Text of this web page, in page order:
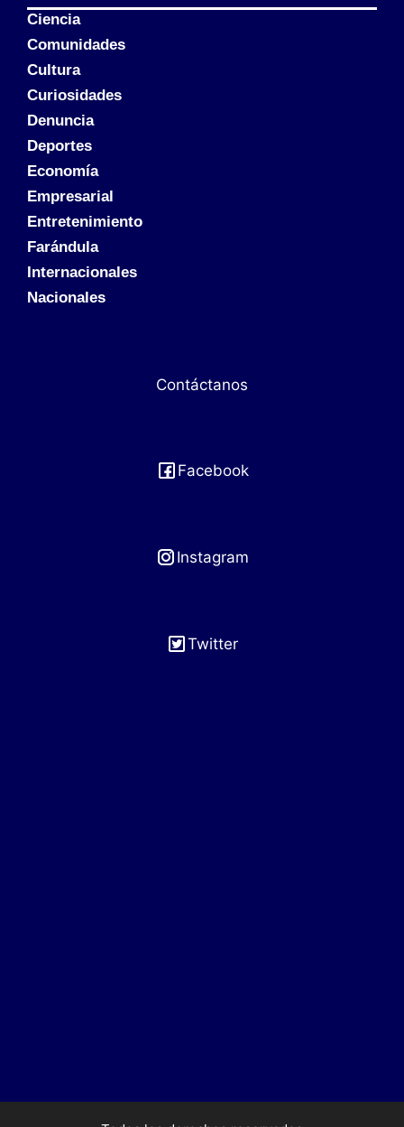
Ciencia
Comunidades
Cultura
Curiosidades
Denuncia
Deportes
Economía
Empresarial
Entretenimiento
Farándula
Internacionales
Nacionales
Contáctanos
Facebook
Instagram
Twitter